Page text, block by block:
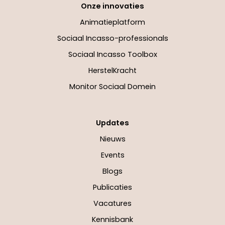
Onze innovaties
Animatieplatform
Sociaal Incasso-professionals
Sociaal Incasso Toolbox
HerstelKracht
Monitor Sociaal Domein
Updates
Nieuws
Events
Blogs
Publicaties
Vacatures
Kennisbank